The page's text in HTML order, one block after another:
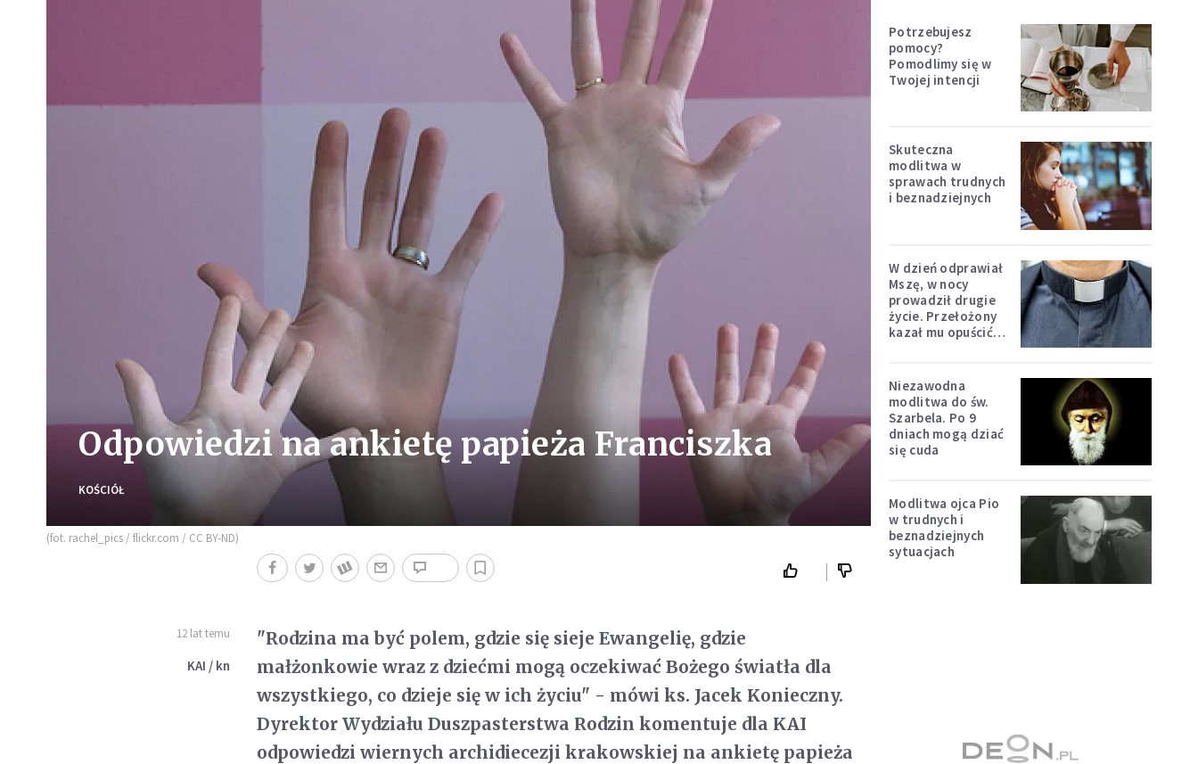
Odpowiedzi na ankietę papieża Franciszka
KOŚCIÓŁ
(fot. rachel_pics / flickr.com / CC BY-ND)
12 lat temu
KAI / kn
"Rodzina ma być polem, gdzie się sieje Ewangelię, gdzie
małżonkowie wraz z dziećmi mogą oczekiwać Bożego światła dla
wszystkiego, co dzieje się w ich życiu" - mówi ks. Jacek Konieczny.
Dyrektor Wydziału Duszpasterstwa Rodzin komentuje dla KAI
odpowiedzi wiernych archidiecezji krakowskiej na ankietę papieża
Potrzebujesz
pomocy?
Pomodlimy się w
Twojej intencji
Skuteczna
modlitwa w
sprawach trudnych
i beznadziejnych
W dzień odprawiał
Mszę, w nocy
prowadził drugie
życie. Przełożony
kazał mu opuścić
Niezawodna
modlitwa do św.
Szarbela. Po 9
dniach mogą dziać
się cuda
Modlitwa ojca Pio
w trudnych i
beznadziejnych
sytuacjach